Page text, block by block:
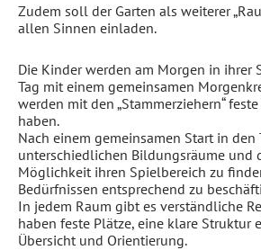
Zudem soll der Garten als weiterer
allen Sinnen einladen.
Die Kinder werden am Morgen in ihrer
Tag mit einem gemeinsamen
werden mit den „Stammerziehern“
haben.
Nach einem gemeinsamen Start in den
unterschiedlichen Bildungsräume und
Möglichkeit ihren Spielbereich zu
Bedürfnissen entsprechend zu
In jedem Raum gibt es verständliche
haben feste Plätze, eine klare Struktur
Übersicht und Orientierung.